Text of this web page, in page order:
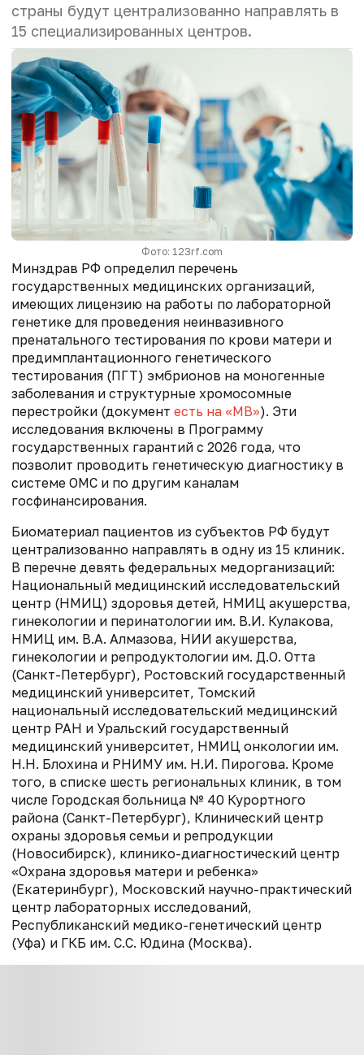
страны будут централизованно направлять в
15 специализированных центров.
Фото: 123rf.com
Минздрав РФ определил перечень
государственных медицинских организаций,
имеющих лицензию на работы по лабораторной
генетике для проведения неинвазивного
пренатального тестирования по крови матери и
предимплантационного генетического
тестирования (ПГТ) эмбрионов на моногенные
заболевания и структурные хромосомные
перестройки (документ есть на «МВ»). Эти
исследования включены в Программу
государственных гарантий с 2026 года, что
позволит проводить генетическую диагностику в
системе ОМС и по другим каналам
госфинансирования.
Биоматериал пациентов из субъектов РФ будут
централизованно направлять в одну из 15 клиник.
В перечне девять федеральных медорганизаций:
Национальный медицинский исследовательский
центр (НМИЦ) здоровья детей, НМИЦ акушерства,
гинекологии и перинатологии им. В.И. Кулакова,
НМИЦ им. В.А. Алмазова, НИИ акушерства,
гинекологии и репродуктологии им. Д.О. Отта
(Санкт-Петербург), Ростовский государственный
медицинский университет, Томский
национальный исследовательский медицинский
центр РАН и Уральский государственный
медицинский университет, НМИЦ онкологии им.
Н.Н. Блохина и РНИМУ им. Н.И. Пирогова. Кроме
того, в списке шесть региональных клиник, в том
числе Городская больница № 40 Курортного
района (Санкт-Петербург), Клинический центр
охраны здоровья семьи и репродукции
(Новосибирск), клинико-диагностический центр
«Охрана здоровья матери и ребенка»
(Екатеринбург), Московский научно-практический
центр лабораторных исследований,
Республиканский медико-генетический центр
(Уфа) и ГКБ им. С.С. Юдина (Москва).